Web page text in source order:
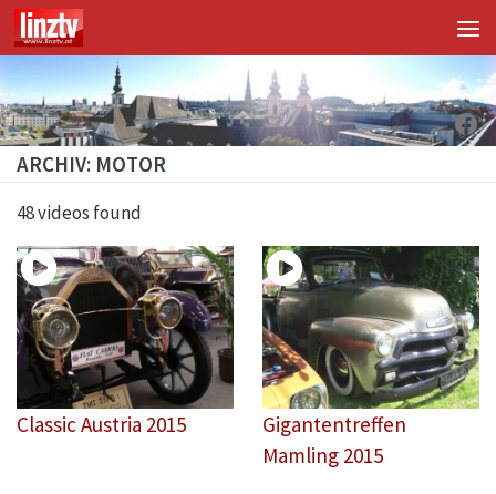
Unter dem Inhalt
ARCHIV: MOTOR
48 videos found
Classic Austria 2015
Gigantentreffen
Mamling 2015